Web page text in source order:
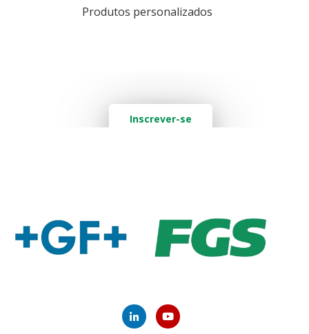
Produtos personalizados
Inscrever-se